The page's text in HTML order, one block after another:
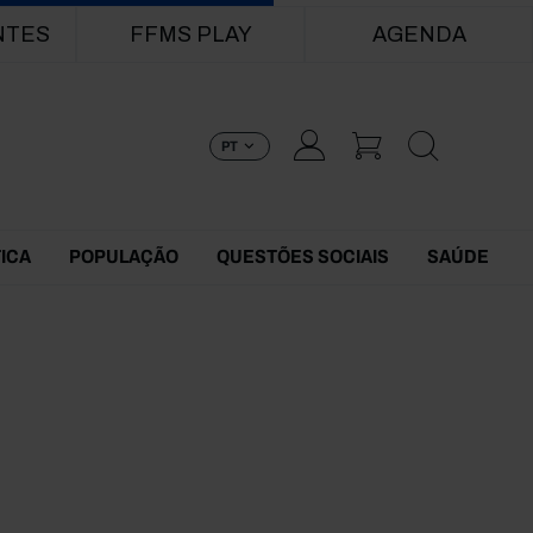
FFMS PLAY AGENDA
PT
POPULAÇÃO QUESTÕES SOCIAIS SAÚDE